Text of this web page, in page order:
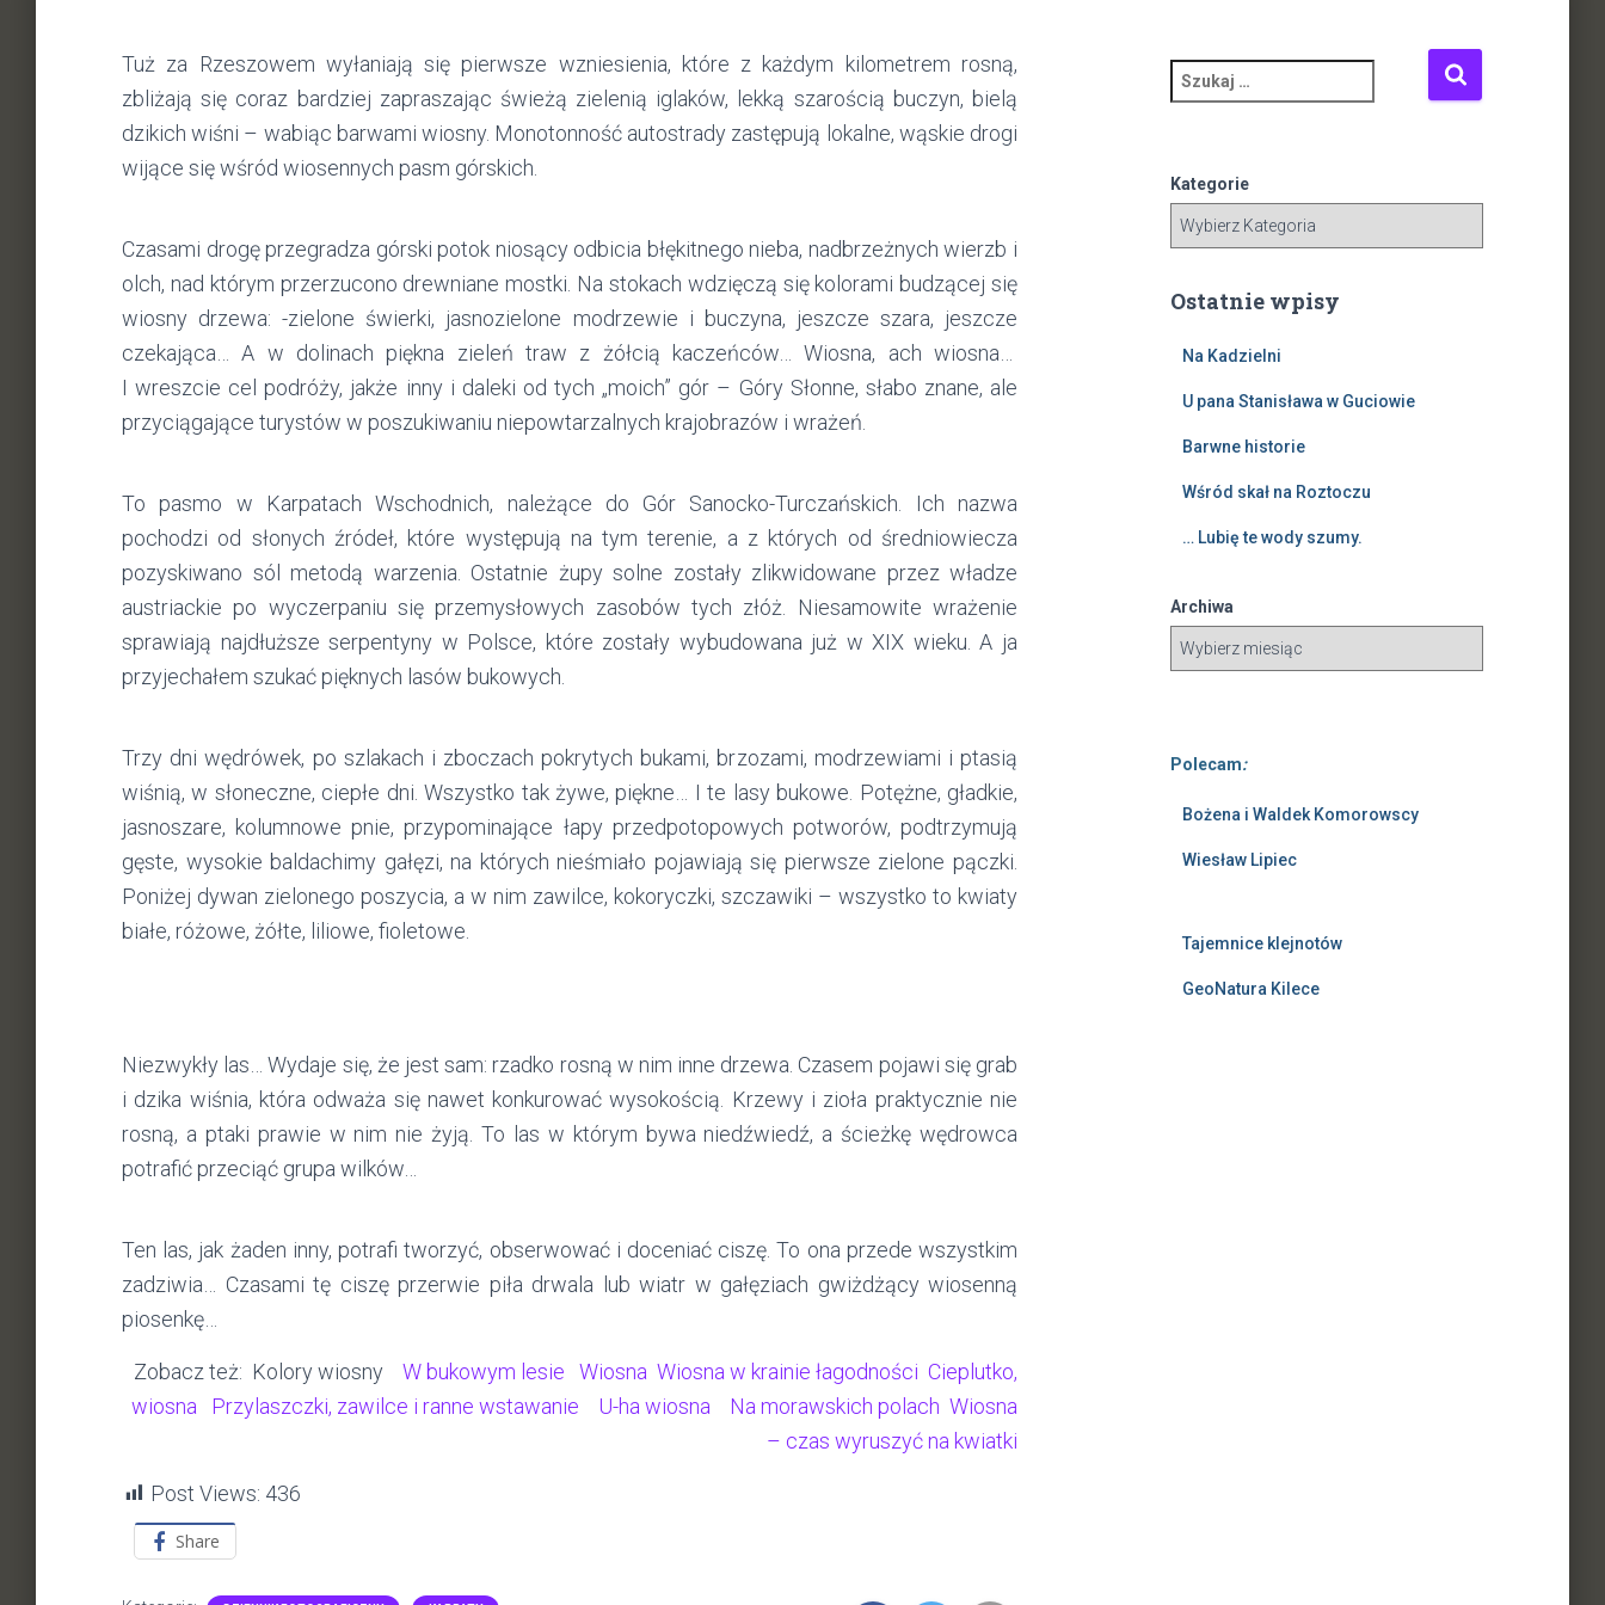
Tuż za Rzeszowem wyłaniają się pierwsze wzniesienia, które z każdym kilometrem rosną,
zbliżają się coraz bardziej zapraszając świeżą zielenią iglaków, lekką szarością buczyn, bielą
dzikich wiśni – wabiąc barwami wiosny. Monotonność autostrady zastępują lokalne, wąskie drogi
wijące się wśród wiosennych pasm górskich.
Czasami drogę przegradza górski potok niosący odbicia błękitnego nieba, nadbrzeżnych wierzb i
olch, nad którym przerzucono drewniane mostki. Na stokach wdzięczą się kolorami budzącej się
wiosny drzewa: -zielone świerki, jasnozielone modrzewie i buczyna, jeszcze szara, jeszcze
czekająca… A w dolinach piękna zieleń traw z żółcią kaczeńców… Wiosna, ach wiosna…
I wreszcie cel podróży, jakże inny i daleki od tych „moich” gór – Góry Słonne, słabo znane, ale
przyciągające turystów w poszukiwaniu niepowtarzalnych krajobrazów i wrażeń.
To pasmo w Karpatach Wschodnich, należące do Gór Sanocko-Turczańskich. Ich nazwa
pochodzi od słonych źródeł, które występują na tym terenie, a z których od średniowiecza
pozyskiwano sól metodą warzenia. Ostatnie żupy solne zostały zlikwidowane przez władze
austriackie po wyczerpaniu się przemysłowych zasobów tych złóż. Niesamowite wrażenie
sprawiają najdłuższe serpentyny w Polsce, które zostały wybudowana już w XIX wieku. A ja
przyjechałem szukać pięknych lasów bukowych.
Trzy dni wędrówek, po szlakach i zboczach pokrytych bukami, brzozami, modrzewiami i ptasią
wiśnią, w słoneczne, ciepłe dni. Wszystko tak żywe, piękne… I te lasy bukowe. Potężne, gładkie,
jasnoszare, kolumnowe pnie, przypominające łapy przedpotopowych potworów, podtrzymują
gęste, wysokie baldachimy gałęzi, na których nieśmiało pojawiają się pierwsze zielone pączki.
Poniżej dywan zielonego poszycia, a w nim zawilce, kokoryczki, szczawiki – wszystko to kwiaty
białe, różowe, żółte, liliowe, fioletowe.
Niezwykły las… Wydaje się, że jest sam: rzadko rosną w nim inne drzewa. Czasem pojawi się grab
i dzika wiśnia, która odważa się nawet konkurować wysokością. Krzewy i zioła praktycznie nie
rosną, a ptaki prawie w nim nie żyją. To las w którym bywa niedźwiedź, a ścieżkę wędrowca
potrafić przeciąć grupa wilków…
Ten las, jak żaden inny, potrafi tworzyć, obserwować i doceniać ciszę. To ona przede wszystkim
zadziwia… Czasami tę ciszę przerwie piła drwala lub wiatr w gałęziach gwiżdżący wiosenną
piosenkę…
Zobacz też: Kolory wiosny W bukowym lesie Wiosna Wiosna w krainie łagodności Cieplutko,
wiosna
Przylaszczki, zawilce i ranne wstawanie U-ha wiosna Na morawskich polach Wiosna
– czas wyruszyć na kwiatki
Post Views: 436
Share
z
a
j
Kategorie
Ostatnie wpisy
Na Kadzielni
U pana Stanisława w Guciowie
Barwne historie
Wśród skał na Roztoczu
… Lubię te wody szumy.
Archiwa
Polecam:
Bożena i Waldek Komorowscy
Wiesław Lipiec
Tajemnice klejnotów
GeoNatura Kilece